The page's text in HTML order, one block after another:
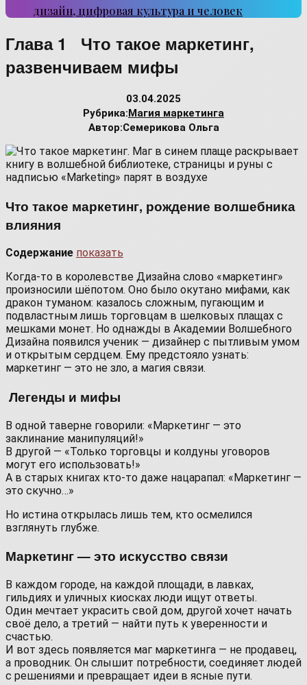
дизайн, цифровая культура и человек
Глава 1 Что такое маркетинг,
развенчиваем мифы
03.04.2025
Рубрика:Магия маркетинга
Автор:Семерикова Ольга
Что такое маркетинг, рождение волшебника
влияния
Содержание показать
Когда-то в королевстве Дизайна слово «маркетинг»
произносили шёпотом. Оно было окутано мифами, как
дракон туманом: казалось сложным, пугающим и
подвластным лишь торговцам в шелковых плащах с
мешками монет. Но однажды в Академии Волшебного
Дизайна появился ученик — дизайнер с пытливым умом
и открытым сердцем. Ему предстояло узнать:
маркетинг — это не зло, а магия связи.
Легенды и мифы
В одной таверне говорили: «Маркетинг — это
заклинание манипуляций!»
В другой — «Только торговцы и колдуны уговоров
могут его использовать!»
А в старых книгах кто-то даже нацарапал: «Маркетинг —
это скучно…»
Но истина открылась лишь тем, кто осмелился
взглянуть глубже.
Маркетинг — это искусство связи
В каждом городе, на каждой площади, в лавках,
гильдиях и уличных киосках люди ищут ответы.
Один мечтает украсить свой дом, другой хочет начать
своё дело, а третий — найти путь к уверенности и
счастью.
И вот здесь появляется маг маркетинга — не продавец,
а проводник. Он слышит потребности, соединяет людей
с решениями и превращает идеи в ясные пути.